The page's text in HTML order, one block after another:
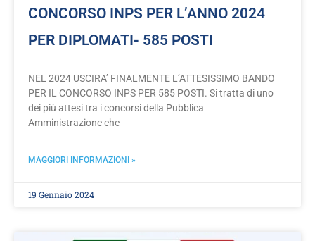
CONCORSO INPS PER L’ANNO 2024
PER DIPLOMATI- 585 POSTI
NEL 2024 USCIRA’ FINALMENTE L’ATTESISSIMO BANDO
PER IL CONCORSO INPS PER 585 POSTI. Si tratta di uno
dei più attesi tra i concorsi della Pubblica
Amministrazione che
MAGGIORI INFORMAZIONI »
19 Gennaio 2024